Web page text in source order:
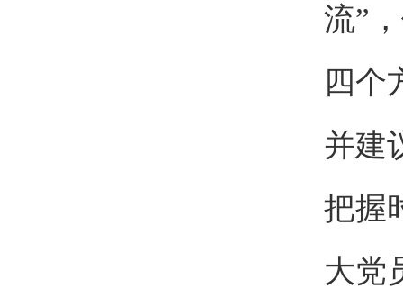
流”
四个
并建
把握
大党